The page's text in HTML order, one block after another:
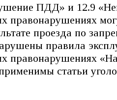
ПДД» и 12.9
правонарушениях
проезда по
правила
правонарушениях
статьи